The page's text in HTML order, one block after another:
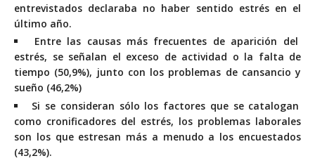
entrevistados declaraba no haber sentido estrés en el
último año.
Entre las causas más frecuentes de aparición del
estrés, se señalan el exceso de actividad o la falta de
tiempo (50,9%), junto con los problemas de cansancio y
sueño (46,2%)
Si se consideran sólo los factores que se catalogan
como cronificadores del estrés, los problemas laborales
son los que estresan más a menudo a los encuestados
(43,2%).